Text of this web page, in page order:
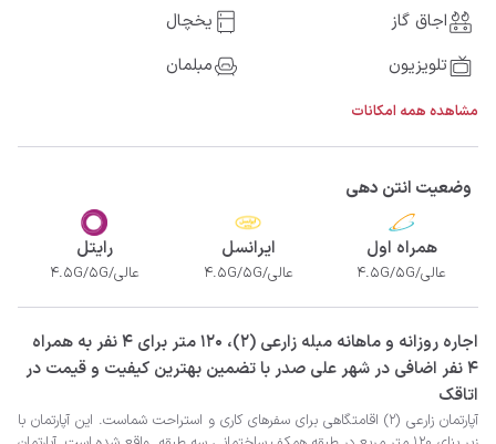
اجاق گاز
یخچال
تلویزیون
مبلمان
مشاهده همه امکانات
وضعیت انتن دهی
همراه اول
عالی/4.5G/5G
ایرانسل
عالی/4.5G/5G
رایتل
عالی/4.5G/5G
‫‫اجاره روزانه و ماهانه مبله زارعی (۲)، 120 متر برای 4 نفر به همراه
4 نفر اضافی در شهر علی صدر با تضمین بهترین کیفیت و قیمت در
اتاقک